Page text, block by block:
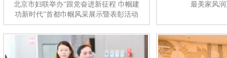
北京市妇联举办“跟党奋进新征程 巾帼建
功新时代”首都巾帼风采展示暨表彰活动
最美家风